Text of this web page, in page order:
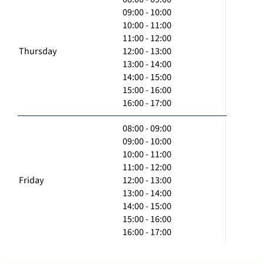
Thursday
09:00 - 10:00
10:00 - 11:00
11:00 - 12:00
12:00 - 13:00
13:00 - 14:00
14:00 - 15:00
15:00 - 16:00
16:00 - 17:00
Friday
08:00 - 09:00
09:00 - 10:00
10:00 - 11:00
11:00 - 12:00
12:00 - 13:00
13:00 - 14:00
14:00 - 15:00
15:00 - 16:00
16:00 - 17:00